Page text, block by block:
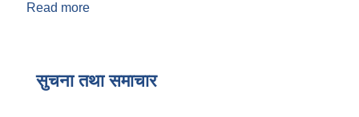
Read more
सुचना तथा समाचार